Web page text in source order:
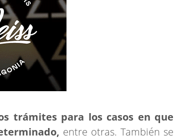
trámites para los casos en que
entre otras. También se